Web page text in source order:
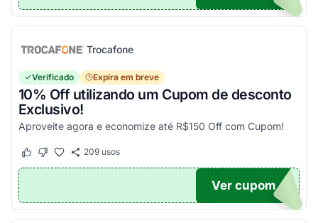
Trocafone
Verificado Expira em breve
10% Off utilizando um Cupom de desconto
Exclusivo!
Aproveite agora e economize até R$150 Off com Cupom!
Este cupom funcionou
Este cupom não funcionou
209usos
OM10
Ver cupom